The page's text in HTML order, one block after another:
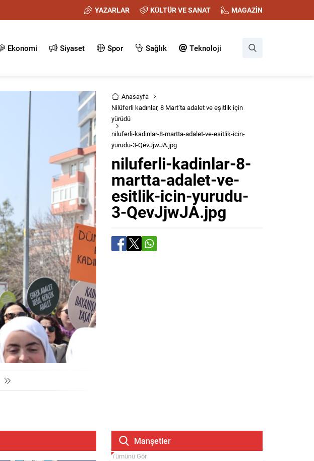
YAZARLAR KÜLTÜR VE SANAT MAGAZİN
Ekonomi Siyaset Spor Sağlık Teknoloji
Anasayfa
Nilüferli kadınlar, 8 Mart’ta adalet ve eşitlik için
yürüdü
niluferli-kadinlar-8-martta-adalet-ve-esitlik-icin-
yurudu-3-QevJjwJA.jpg
niluferli-kadinlar-8-
martta-adalet-ve-
esitlik-icin-yurudu-
3-QevJjwJA.jpg
Manşetler
Tümünü Gör